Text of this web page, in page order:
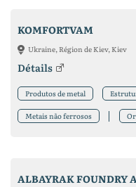
KOMFORTVAM
Ukraine, Région de Kiev, Kiev
Détails
Produtos de metal
Metais não ferrosos